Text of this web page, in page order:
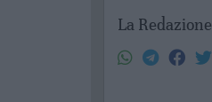
La Redazione